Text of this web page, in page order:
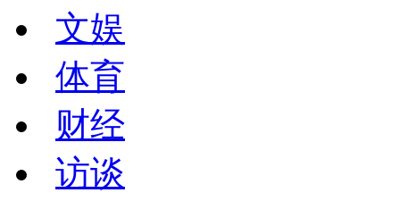
文娱
体育
财经
访谈